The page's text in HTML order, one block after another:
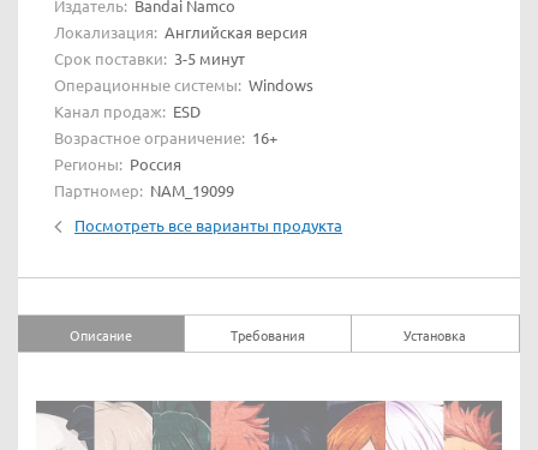
Издатель: Bandai Namco
Локализация: Английская версия
Срок поставки: 3-5 минут
Операционные системы: Windows
Канал продаж: ESD
Возрастное ограничение: 16+
Регионы: Россия
Партномер: NAM_19099
Посмотреть все варианты продукта
Описание Требования Установка